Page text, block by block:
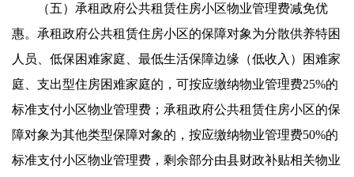
（五）承租政府公共租赁住房小区物业管理费减免优
惠。承租政府公共租赁住房小区的保障对象为分散供养特困
人员、低保困难家庭、最低生活保障边缘（低收入）困难家
庭、支出型住房困难家庭的，可按应缴纳物业管理费25%的
标准支付小区物业管理费；承租政府公共租赁住房小区的保
障对象为其他类型保障对象的，按应缴纳物业管理费50%的
标准支付小区物业管理费，剩余部分由县财政补贴相关物业